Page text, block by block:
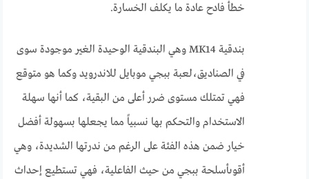
خطأ فادح عادة ما يكلف الخسارة.
بندقية MK14 وهي البندقية الوحيدة الغير موجودة سوى
في الصناديق،لعبة ببجي موبايل للاندرويد وكما هو متوقع
فهي تمتلك مستوى ضرر أعلى من البقية، كما أنها سهلة
الاستخدام والتحكم بها نسبياً مما يجعلها بسهولة أفضل
خيار ضمن هذه الفئة على الرغم من ندرتها الشديدة، وهي
أقوىأسلحة ببجي من حيث الفاعلية، فهي تستطيع إحداث